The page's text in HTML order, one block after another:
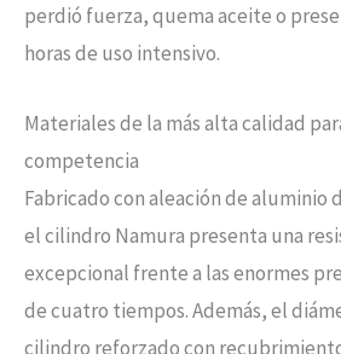
perdió fuerza, quema aceite o
horas de uso intensivo.
Materiales de la más alta calidad
competencia
Fabricado con aleación de aluminio
el cilindro Namura presenta una
excepcional frente a las enormes
de cuatro tiempos. Además, el
cilindro reforzado con